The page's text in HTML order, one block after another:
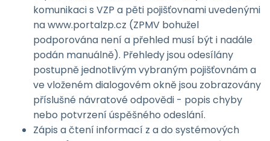
komunikaci s VZP a pěti pojišťovnami uvedenými
na www.portalzp.cz (ZPMV bohužel
podporována není a přehled musí být i nadále
podán manuálně). Přehledy jsou odesílány
postupně jednotlivým vybraným pojišťovnám a
ve vloženém dialogovém okně jsou zobrazovány
příslušné návratové odpovědi - popis chyby
nebo potvrzení úspěšného odeslání.
Zápis a čtení informací z a do systémových